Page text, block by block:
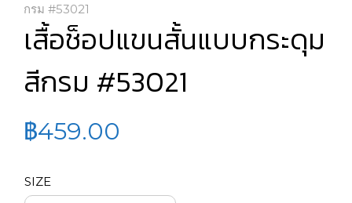
กรม #53021
เสื้อช็อปแขนสั้นแบบกระดุม
สีกรม #53021
฿459.00
SIZE